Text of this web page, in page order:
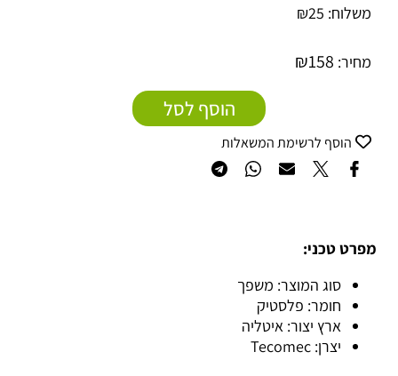
משלוח: ₪25
מחיר: ₪158
הוסף לסל
הוסף לרשימת המשאלות
מפרט טכני:
סוג המוצר: משפך
חומר: פלסטיק
ארץ יצור: איטליה
יצרן: Tecomec